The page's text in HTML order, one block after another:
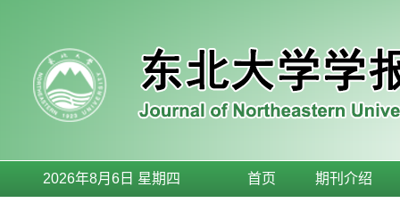
2026年8月6日 星期四 首页 期刊介绍